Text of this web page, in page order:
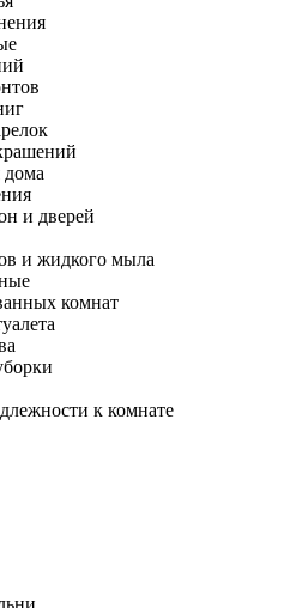
дома
и дверей
и жидкого мыла
комнат
к комнате